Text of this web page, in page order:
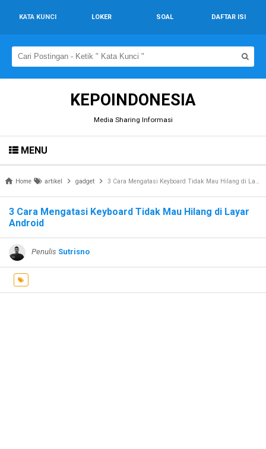
KATA KUNCI LOKER SOAL DAFTAR ISI
KEPOINDONESIA
Media Sharing Informasi
MENU
Home artikel gadget 3 Cara Mengatasi Keyboard Tidak Mau Hilang di Layar Android
3 Cara Mengatasi Keyboard Tidak Mau Hilang di Layar
Android
Penulis Sutrisno